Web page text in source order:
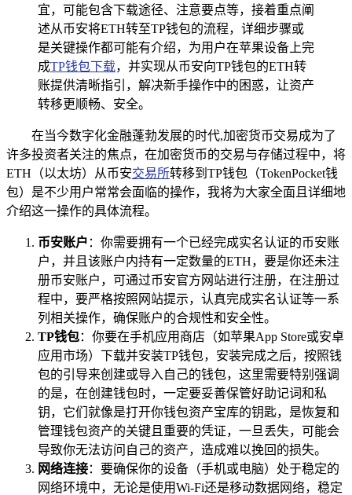
宜，可能包含下载途径、注意要点等，接着重点阐
述从币安将ETH转至TP钱包的流程，详细步骤或
是关键操作都可能有介绍，为用户在苹果设备上完
成TP钱包下载，并实现从币安向TP钱包的ETH转
账提供清晰指引，解决新手操作中的困惑，让资产
转移更顺畅、安全。
在当今数字化金融蓬勃发展的时代,加密货币交易成为了
许多投资者关注的焦点，在加密货币的交易与存储过程中，将
ETH（以太坊）从币安交易所转移到TP钱包（TokenPocket钱
包）是不少用户常常会面临的操作，我将为大家全面且详细地
介绍这一操作的具体流程。
币安账户 ：你需要拥有一个已经完成实名认证的币安账
户，并且该账户内持有一定数量的ETH，要是你还未注
册币安账户，可通过币安官方网站进行注册，在注册过
程中，要严格按照网站提示，认真完成实名认证等一系
列相关操作，确保账户的合规性和安全性。
TP钱包：你要在手机应用商店（如苹果App Store或安卓
应用市场）下载并安装TP钱包，安装完成之后，按照钱
包的引导来创建或导入自己的钱包，这里需要特别强调
的是，在创建钱包时，一定要妥善保管好助记词和私
钥，它们就像是打开你钱包资产宝库的钥匙，是恢复和
管理钱包资产的关键且重要的凭证，一旦丢失，可能会
导致你无法访问自己的资产，造成难以挽回的损失。
网络连接：要确保你的设备（手机或电脑）处于稳定的
网络环境中，无论是使用Wi-Fi还是移动数据网络，稳定